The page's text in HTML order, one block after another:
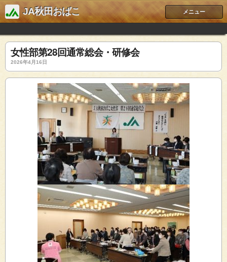
JA秋田おばこ メニュー
女性部第28回通常総会・研修会
2026年4月16日